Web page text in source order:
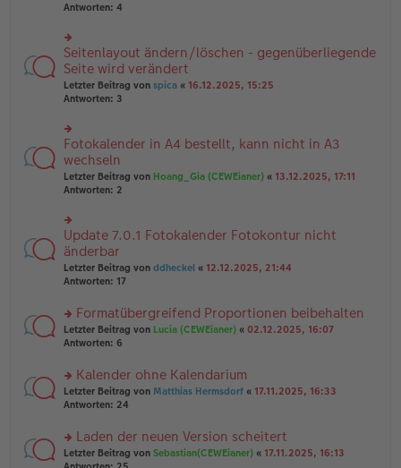
e
er
B
ei
tr
a
g
n
el
es
e
n
er
tr
a
g
Antworten: 4
rs
te
r
u
n
el
es
e
n
er
tr
a
g
Seitenlayout ändern/löschen - gegenüberliegende
Seite wird verändert
Letzter Beitrag von spica « 16.12.2025, 15:25
Antworten: 3
rs
te
r
u
n
el
es
e
n
er
tr
a
g
Fotokalender in A4 bestellt, kann nicht in A3
wechseln
Letzter Beitrag von Hoang_Gia (CEWEianer) « 13.12.2025, 17:11
Antworten: 2
rs
te
r
u
n
el
es
e
B
ei
tr
g
Update 7.0.1 Fotokalender Fotokontur nicht
änderbar
Letzter Beitrag von ddheckel « 12.12.2025, 21:44
Antworten: 17
rs
te
n
g
el
e
n
er
Formatübergreifend Proportionen beibehalten
Letzter Beitrag von Lucia (CEWEianer) « 02.12.2025, 16:07
Antworten: 6
rs
te
n
g
Kalender ohne Kalendarium
Letzter Beitrag von Matthias Hermsdorf « 17.11.2025, 16:33
Antworten: 24
rs
Laden der neuen Version scheitert
Letzter Beitrag von Sebastian(CEWEianer) « 17.11.2025, 16:13